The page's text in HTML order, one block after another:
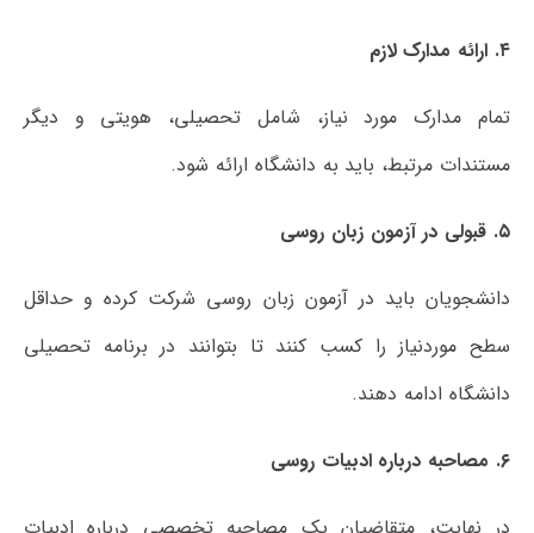
۴. ارائه مدارک لازم
تمام مدارک مورد نیاز، شامل تحصیلی، هویتی و دیگر
مستندات مرتبط، باید به دانشگاه ارائه شود.
۵. قبولی در آزمون زبان روسی
دانشجویان باید در آزمون زبان روسی شرکت کرده و حداقل
سطح موردنیاز را کسب کنند تا بتوانند در برنامه تحصیلی
دانشگاه ادامه دهند.
۶. مصاحبه درباره ادبیات روسی